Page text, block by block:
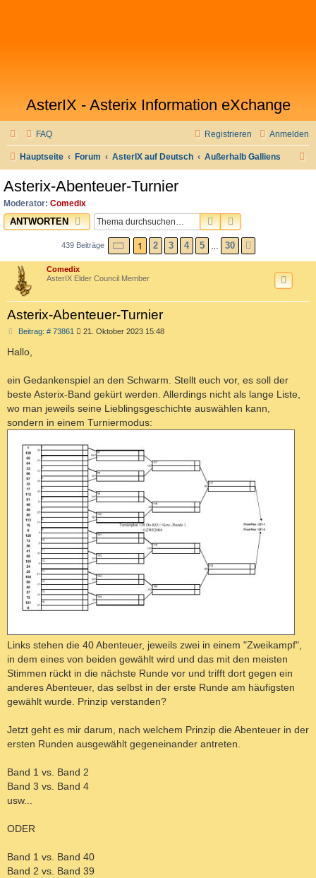
AsterIX - Asterix Information eXchange
FAQ Anmelden
Registrieren
Hauptseite Forum AsterIX auf Deutsch Außerhalb Galliens
Asterix-Abenteuer-Turnier
Moderator: Comedix
ANTWORTEN SUCHEERWEITERTE
439 Beiträge SEITE1 VON30
1 2 3 4 5 … 30
Comedix
AsterIX Elder Council Member
Asterix-Abenteuer-Turnier
Beitrag: # 73861 B
g
21. Oktober 2023 15:48
Hallo,
ein Gedankenspiel an den Schwarm. Stellt euch vor, es soll der
beste Asterix-Band gekürt werden. Allerdings nicht als lange Liste,
wo man jeweils seine Lieblingsgeschichte auswählen kann,
sondern in einem Turniermodus:
Links stehen die 40 Abenteuer, jeweils zwei in einem "Zweikampf",
in dem eines von beiden gewählt wird und das mit den meisten
Stimmen rückt in die nächste Runde vor und trifft dort gegen ein
anderes Abenteuer, das selbst in der erste Runde am häufigsten
gewählt wurde. Prinzip verstanden?
Jetzt geht es mir darum, nach welchem Prinzip die Abenteuer in der
ersten Runden ausgewählt gegeneinander antreten.
Band 1 vs. Band 2
Band 3 vs. Band 4
usw...
ODER
Band 1 vs. Band 40
Band 2 vs. Band 39